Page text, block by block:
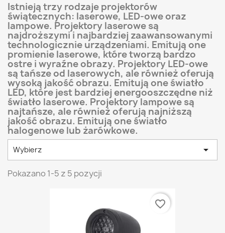
Istnieją trzy rodzaje projektorów
świątecznych: laserowe, LED-owe oraz
lampowe. Projektory laserowe są
najdroższymi i najbardziej zaawansowanymi
technologicznie urządzeniami. Emitują one
promienie laserowe, które tworzą bardzo
ostre i wyraźne obrazy. Projektory LED-owe
są tańsze od laserowych, ale również oferują
wysoką jakość obrazu. Emitują one światło
LED, które jest bardziej energooszczędne niż
światło laserowe. Projektory lampowe są
najtańsze, ale również oferują najniższą
jakość obrazu. Emitują one światło
halogenowe lub żarówkowe.
Wybierz 
Pokazano 1-5 z 5 pozycji
favorite_border